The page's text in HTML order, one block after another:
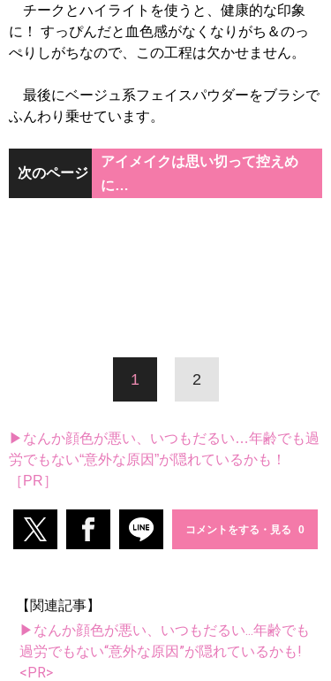
チークとハイライトを使うと、健康的な印象
に！ すっぴんだと血色感がなくなりがち＆のっ
ぺりしがちなので、この工程は欠かせません。
最後にベージュ系フェイスパウダーをブラシで
ふんわり乗せています。
次のページ
アイメイクは思い切って控えめ
に…
1 2
▶なんか顔色が悪い、いつもだるい…年齢でも過
労でもない“意外な原因”が隠れているかも！
［PR］
コメントをする・見る
【関連記事】
▶なんか顔色が悪い、いつもだるい...年齢でも
過労でもない“意外な原因”が隠れているかも!
<PR>